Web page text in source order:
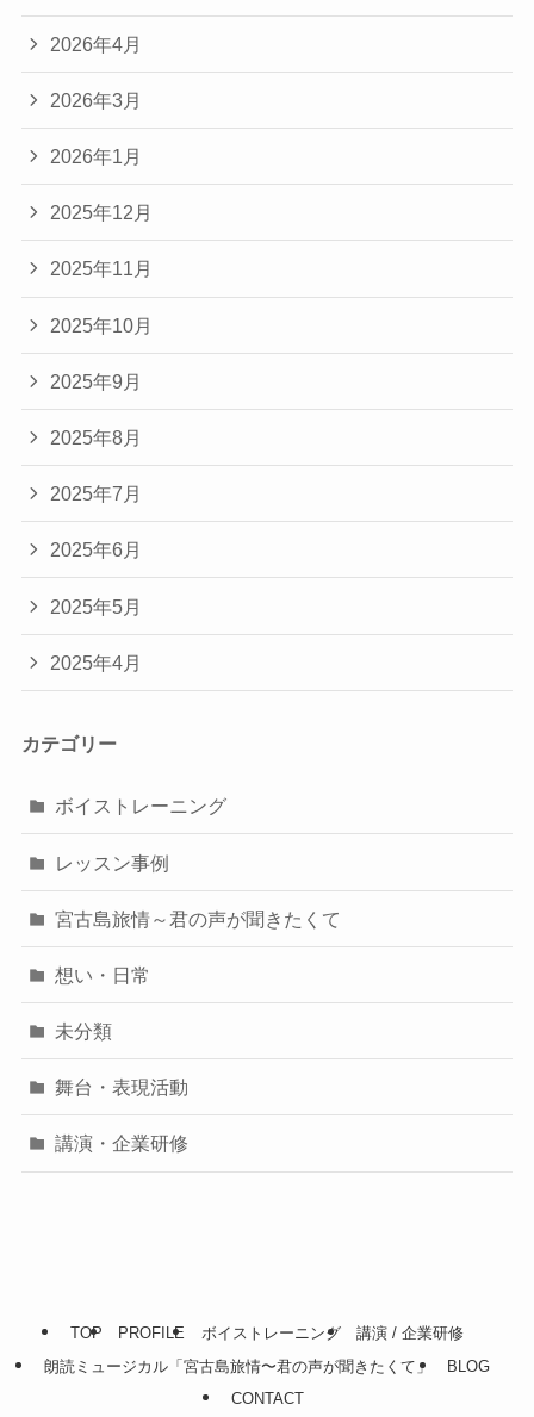
2026年4月
2026年3月
2026年1月
2025年12月
2025年11月
2025年10月
2025年9月
2025年8月
2025年7月
2025年6月
2025年5月
2025年4月
カテゴリー
ボイストレーニング
レッスン事例
宮古島旅情～君の声が聞きたくて
想い・日常
未分類
舞台・表現活動
講演・企業研修
TOP PROFILE ボイストレーニング
講演 / 企業研修
朗読ミュージカル「宮古島旅情〜君の声が聞きたくて」
BLOG
CONTACT